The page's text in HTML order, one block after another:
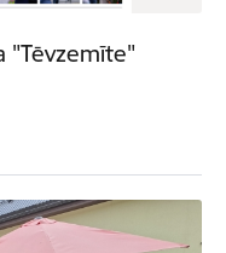
"Tēvzemīte"